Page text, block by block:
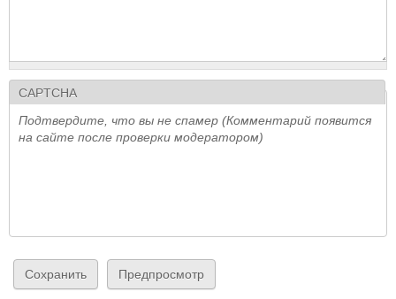
CAPTCHA
Подтвердите, что вы не спамер (Комментарий появится
на сайте после проверки модератором)